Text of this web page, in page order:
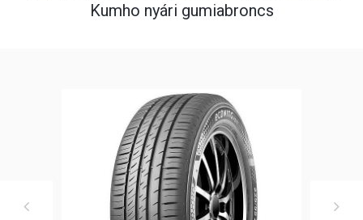
Kumho nyári gumiabroncs